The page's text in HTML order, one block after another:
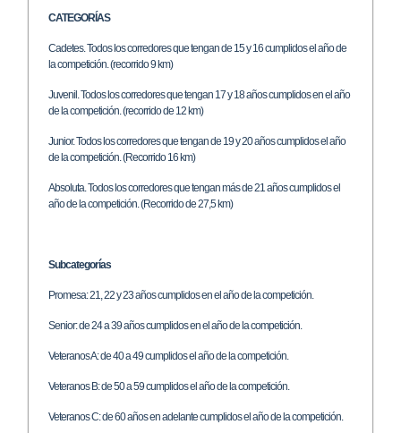
CATEGORÍAS
Cadetes. Todos los corredores que tengan de 15 y 16 cumplidos el año de
la competición. (recorrido 9 km)
Juvenil. Todos los corredores que tengan 17 y 18 años cumplidos en el año
de la competición. (recorrido de 12 km)
Junior. Todos los corredores que tengan de 19 y 20 años cumplidos el año
de la competición. (Recorrido 16 km)
Absoluta. Todos los corredores que tengan más de 21 años cumplidos el
año de la competición. (Recorrido de 27,5 km)
Subcategorías
Promesa: 21, 22 y 23 años cumplidos en el año de la competición.
Senior: de 24 a 39 años cumplidos en el año de la competición.
Veteranos A: de 40 a 49 cumplidos el año de la competición.
Veteranos B: de 50 a 59 cumplidos el año de la competición.
Veteranos C: de 60 años en adelante cumplidos el año de la competición.